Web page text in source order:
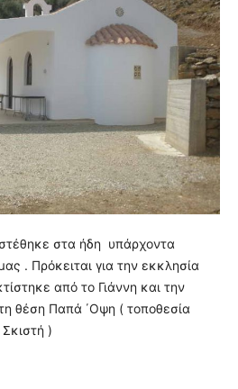
στα ήδη υπάρχοντα
. Πρόκειται για την εκκλησία
από το Γιάννη και την
θέση Παπά ΄Οψη ( τοποθεσία
)